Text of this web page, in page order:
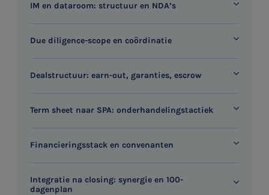
IM en dataroom: structuur en NDA’s
Due diligence-scope en coördinatie
Dealstructuur: earn-out, garanties, escrow
Term sheet naar SPA: onderhandelingstactiek
Financieringsstack en convenanten
Integratie na closing: synergie en 100-
dagenplan